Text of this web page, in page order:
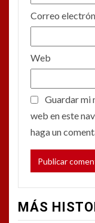
Correo
Web
Guardar mi
web en este
haga un
MÁS